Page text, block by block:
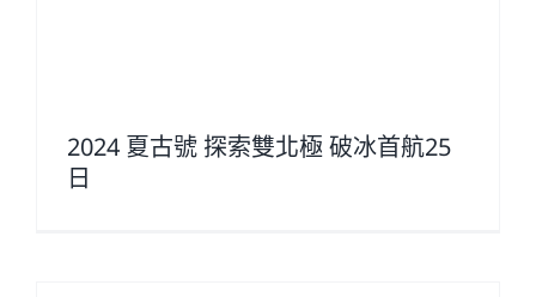
2024 夏古號 探索雙北極 破冰首航25
日